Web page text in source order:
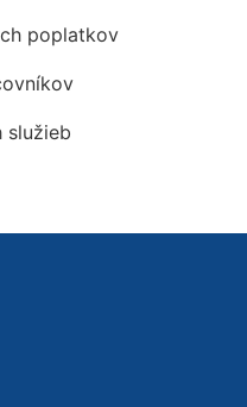
poplatkov
služieb